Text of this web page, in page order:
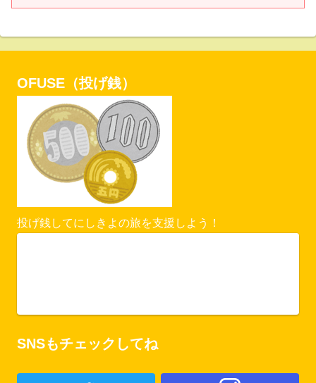
OFUSE（投げ銭）
投げ銭してにしきよの旅を支援しよう！
SNSもチェックしてね